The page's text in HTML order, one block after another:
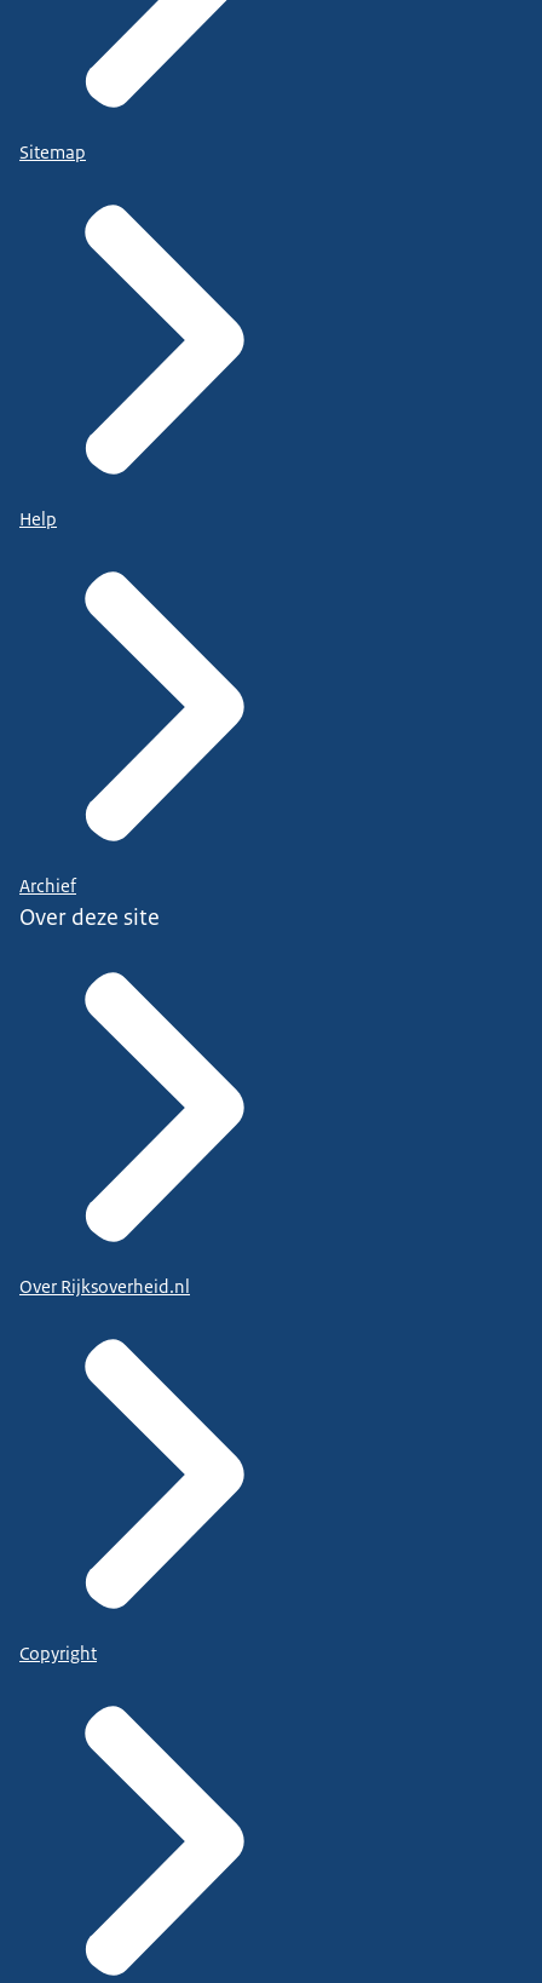
Sitemap
Help
Archief
Over deze site
Over Rijksoverheid.nl
Copyright